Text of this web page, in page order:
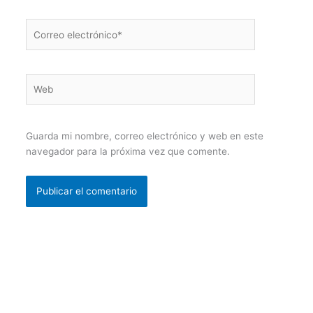
electrónico*
Guarda mi nombre, correo electrónico y web en este
navegador para la próxima vez que comente.